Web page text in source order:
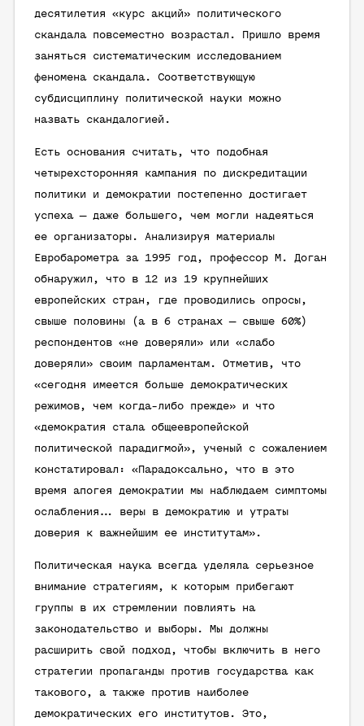
десятилетия «курс акций» политического
скандала повсеместно возрастал. Пришло время
заняться систематическим исследованием
феномена скандала. Соответствующую
субдисциплину политической науки можно
назвать скандалогией .
Есть основания считать, что подобная
четырехсторонняя кампания по дискредитации
политики и демократии постепенно достигает
успеха — даже большего, чем могли надеяться
ее организаторы. Анализируя материалы
Евробарометра за 1995 год, профессор М. Доган
обнаружил, что в 12 из 19 крупнейших
европейских стран, где проводились опросы,
свыше половины (а в 6 странах — свыше 60%)
респондентов «не доверяли» или «слабо
доверяли» своим парламентам. Отметив, что
«сегодня имеется больше демократических
режимов, чем когда-либо прежде» и что
«демократия стала общеевропейской
политической парадигмой», ученый с сожалением
констатировал: «Парадоксально, что в это
время апогея демократии мы наблюдаем симптомы
ослабления… веры в демократию и утраты
доверия к важнейшим ее институтам».
Политическая наука всегда уделяла серьезное
внимание стратегиям, к которым прибегают
группы в их стремлении повлиять на
законодательство и выборы. Мы должны
расширить свой подход, чтобы включить в него
стратегии пропаганды против государства как
такового, а также против наиболее
демократических его институтов. Это,